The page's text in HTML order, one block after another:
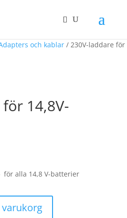
och kablar / 230V-laddare för
14,8V-
för alla 14,8 V-batterier
varukorg